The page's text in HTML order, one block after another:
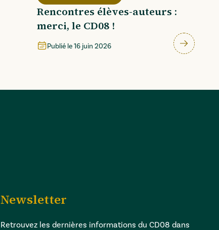
Rencontres élèves-auteurs :
merci, le CD08 !
Publié le16 juin 2026
Newsletter
Retrouvez les dernières informations du CD08 dans